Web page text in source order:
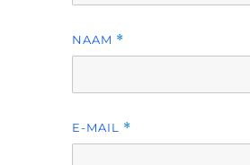
NAAM *
E-MAIL *